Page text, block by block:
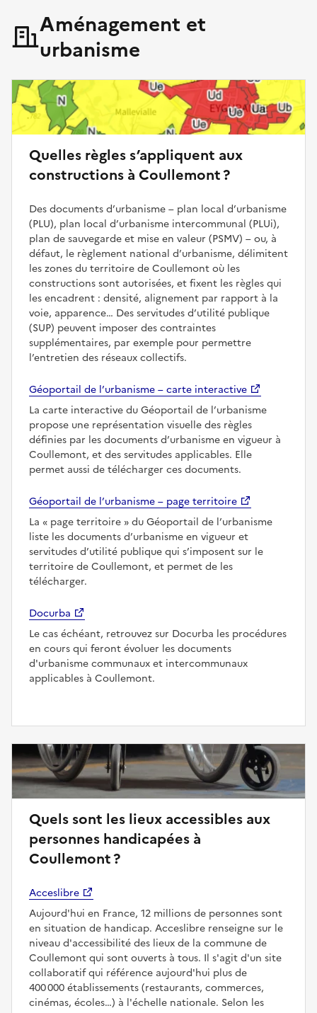
Aménagement et
urbanisme
Quelles règles s’appliquent aux
constructions à Coullemont ?
Des documents d’urbanisme – plan local d’urbanisme
(PLU), plan local d’urbanisme intercommunal (PLUi),
plan de sauvegarde et mise en valeur (PSMV) – ou, à
défaut, le règlement national d’urbanisme, délimitent
les zones du territoire de Coullemont où les
constructions sont autorisées, et fixent les règles qui
les encadrent : densité, alignement par rapport à la
voie, apparence… Des servitudes d’utilité publique
(SUP) peuvent imposer des contraintes
supplémentaires, par exemple pour permettre
l’entretien des réseaux collectifs.
Géoportail de l’urbanisme – carte interactive
La carte interactive du Géoportail de l’urbanisme
propose une représentation visuelle des règles
définies par les documents d’urbanisme en vigueur à
Coullemont, et des servitudes applicables. Elle
permet aussi de télécharger ces documents.
Géoportail de l’urbanisme – page territoire
La
page territoire
du Géoportail de l’urbanisme
liste les documents d’urbanisme en vigueur et
servitudes d’utilité publique qui s’imposent sur le
territoire de Coullemont, et permet de les
télécharger.
Docurba
Le cas échéant, retrouvez sur Docurba les procédures
en cours qui feront évoluer les documents
d'urbanisme communaux et intercommunaux
applicables à Coullemont.
Quels sont les lieux accessibles aux
personnes handicapées à
Coullemont ?
Acceslibre
Aujourd'hui en France, 12 millions de personnes sont
en situation de handicap. Acceslibre renseigne sur le
niveau d'accessibilité des lieux de la commune de
Coullemont qui sont ouverts à tous. Il s'agit d'un site
collaboratif qui référence aujourd'hui plus de
400 000 établissements (restaurants, commerces,
cinémas, écoles…) à l'échelle nationale. Selon les